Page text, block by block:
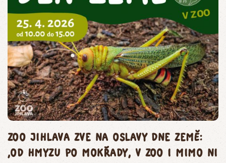
Zoo Jihlava zve na oslavy Dne Země:
,od hmyzu po mokřady, v zoo i mimo ni